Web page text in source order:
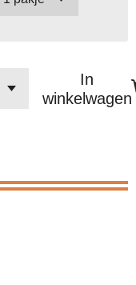
In
winkelwagen